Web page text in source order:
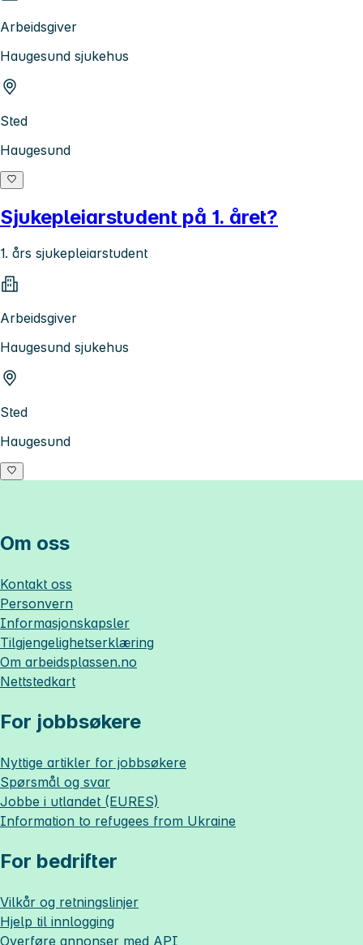
Arbeidsgiver
Haugesund sjukehus
Sted
Haugesund
Sjukepleiarstudent på 1. året?
1. års sjukepleiarstudent
Arbeidsgiver
Haugesund sjukehus
Sted
Haugesund
Om oss
Kontakt oss
Personvern
Informasjonskapsler
Tilgjengelighetserklæring
Om arbeidsplassen.no
Nettstedkart
For jobbsøkere
Nyttige artikler for jobbsøkere
Spørsmål og svar
Jobbe i utlandet (EURES)
Information to refugees from Ukraine
For bedrifter
Vilkår og retningslinjer
Hjelp til innlogging
Overføre annonser med API